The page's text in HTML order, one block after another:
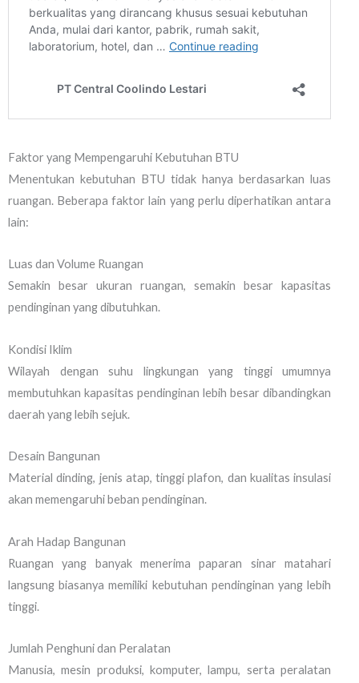
Faktor yang Mempengaruhi Kebutuhan BTU
Menentukan kebutuhan BTU tidak hanya berdasarkan luas
ruangan. Beberapa faktor lain yang perlu diperhatikan antara
lain:
Luas dan Volume Ruangan
Semakin besar ukuran ruangan, semakin besar kapasitas
pendinginan yang dibutuhkan.
Kondisi Iklim
Wilayah dengan suhu lingkungan yang tinggi umumnya
membutuhkan kapasitas pendinginan lebih besar dibandingkan
daerah yang lebih sejuk.
Desain Bangunan
Material dinding, jenis atap, tinggi plafon, dan kualitas insulasi
akan memengaruhi beban pendinginan.
Arah Hadap Bangunan
Ruangan yang banyak menerima paparan sinar matahari
langsung biasanya memiliki kebutuhan pendinginan yang lebih
tinggi.
Jumlah Penghuni dan Peralatan
Manusia, mesin produksi, komputer, lampu, serta peralatan